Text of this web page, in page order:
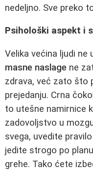
nedeljno. Sve preko
Psihološki aspekt i
Velika većina ljudi ne
masne naslage ne
zdrava, već zato što
prejedanju. Crna
to utešne namirnice
zadovoljstvo u
svega, uvedite
jedite strogo po
grehe. Tako ćete